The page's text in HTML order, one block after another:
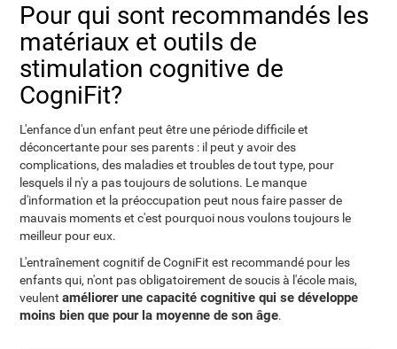
Pour qui sont recommandés les
matériaux et outils de
stimulation cognitive de
CogniFit?
L'enfance d'un enfant peut être une période difficile et
déconcertante pour ses parents : il peut y avoir des
complications, des maladies et troubles de tout type, pour
lesquels il n'y a pas toujours de solutions. Le manque
d'information et la préoccupation peut nous faire passer de
mauvais moments et c'est pourquoi nous voulons toujours le
meilleur pour eux.
L'entraînement cognitif de CogniFit est recommandé pour les
enfants qui, n'ont pas obligatoirement de soucis à l'école mais,
veulentaméliorer une capacité cognitive qui se développe
moins bien que pour la moyenne de son âge.